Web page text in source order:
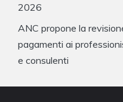
2026
ANC propone la
pagamenti ai
e consulenti